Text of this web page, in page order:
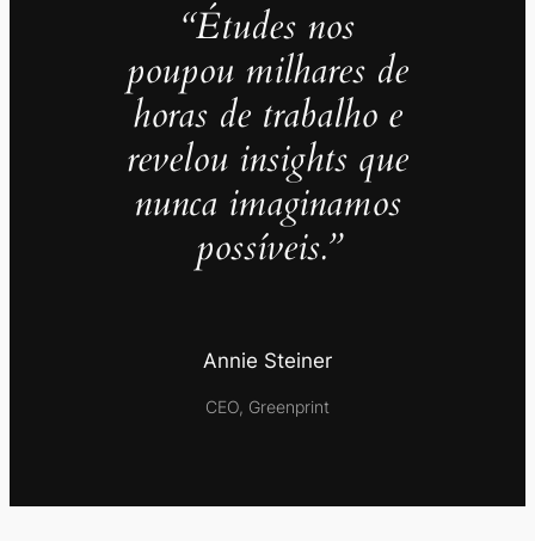
“Études nos
poupou milhares de
horas de trabalho e
revelou insights que
nunca imaginamos
possíveis.”
Annie Steiner
CEO, Greenprint